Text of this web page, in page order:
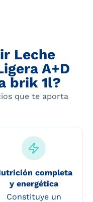
Leche
A+D
brik 1l?
que te aporta
completa
y energética
Constituye un